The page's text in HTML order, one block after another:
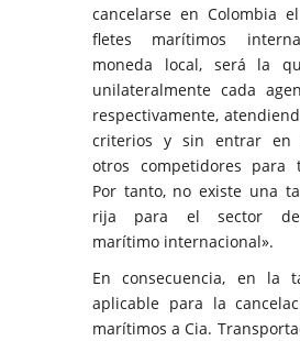
cancelarse en Colombia
fletes marítimos
moneda local, será la
unilateralmente cada
respectivamente,
criterios y sin entrar en
otros competidores para
Por tanto, no existe una
rija para el sector
marítimo internacional».
En consecuencia, en la
aplicable para la
marítimos a Cia.